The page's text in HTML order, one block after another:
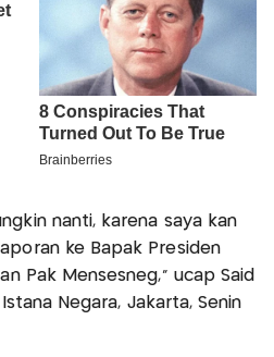
nanti, karena saya kan
ke Bapak Presiden
Pak Mensesneg,” ucap Said
Negara, Jakarta, Senin